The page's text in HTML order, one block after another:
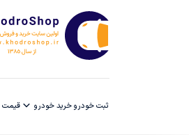
ثبت خودروخرید خودرو قیمت